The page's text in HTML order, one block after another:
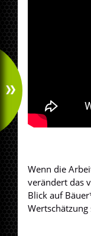
Wenn die
verändert das
Blick auf
Wertschätzung